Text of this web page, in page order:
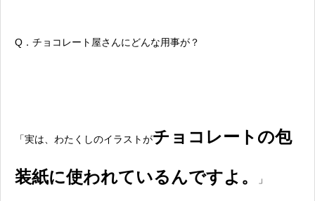
Q．チョコレート屋さんにどんな用事が？
「実は、わたくしのイラストがチョコレートの包
装紙に使われているんですよ。 」